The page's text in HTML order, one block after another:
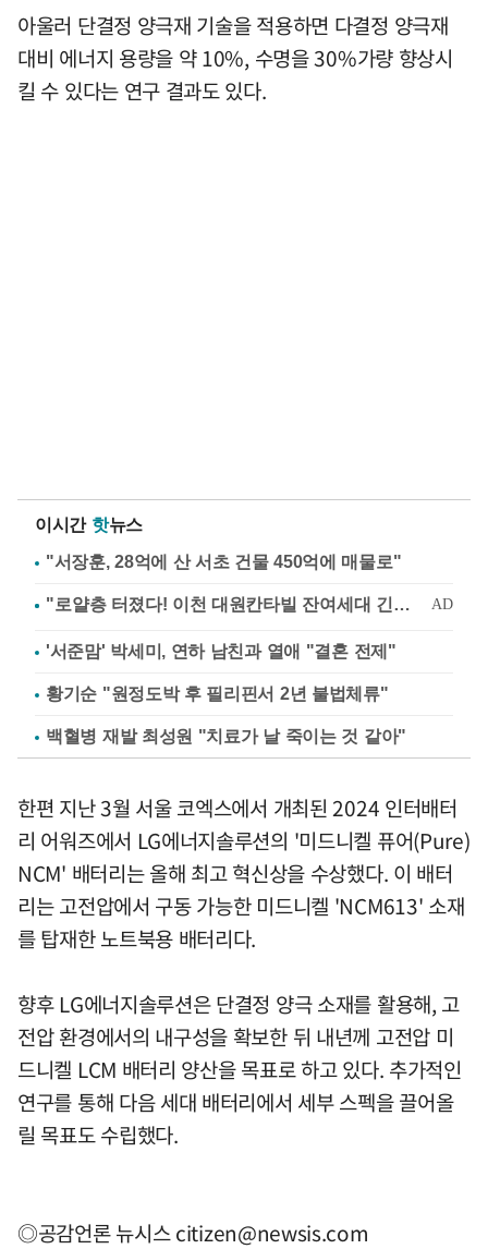
아울러 단결정 양극재 기술을 적용하면 다결정 양극재
대비 에너지 용량을 약 10%, 수명을 30%가량 향상시
킬 수 있다는 연구 결과도 있다.
이시간 핫뉴스
"서장훈, 28억에 산 서초 건물 450억에 매물로"
'서준맘' 박세미, 연하 남친과 열애 "결혼 전제"
황기순 "원정도박 후 필리핀서 2년 불법체류"
백혈병 재발 최성원 "치료가 날 죽이는 것 같아"
한편 지난 3월 서울 코엑스에서 개최된 2024 인터배터
리 어워즈에서 LG에너지솔루션의 '미드니켈 퓨어(Pure)
NCM' 배터리는 올해 최고 혁신상을 수상했다. 이 배터
리는 고전압에서 구동 가능한 미드니켈 'NCM613' 소재
를 탑재한 노트북용 배터리다.
향후 LG에너지솔루션은 단결정 양극 소재를 활용해, 고
전압 환경에서의 내구성을 확보한 뒤 내년께 고전압 미
드니켈 LCM 배터리 양산을 목표로 하고 있다. 추가적인
연구를 통해 다음 세대 배터리에서 세부 스펙을 끌어올
릴 목표도 수립했다.
◎공감언론 뉴시스citizen@newsis.com